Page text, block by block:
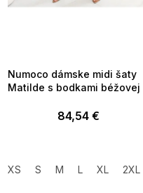
Numoco dámske midi šaty
Matilde s bodkami béžovej
84,54 €
XS S M L XL 2XL